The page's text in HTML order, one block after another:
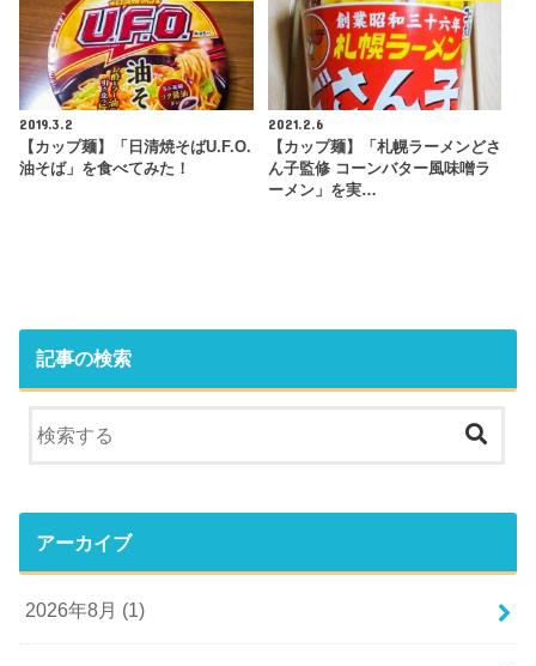
2019.3.2
【カップ麺】「日清焼そばU.F.O.
油そば」を食べてみた！
2021.2.6
【カップ麺】「札幌ラーメンどさ
ん子監修 コーンバター風味噌ラ
ーメン」を実…
記事の検索
アーカイブ
2026年8月 (1)